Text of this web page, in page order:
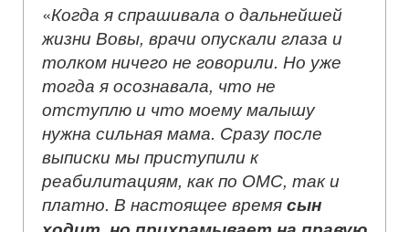
«Когда я спрашивала о дальнейшей
жизни Вовы, врачи опускали глаза и
толком ничего не говорили. Но уже
тогда я осознавала, что не
отступлю и что моему малышу
нужна сильная мама. Сразу после
выписки мы приступили к
реабилитациям, как по ОМС, так и
платно. В настоящее времясын